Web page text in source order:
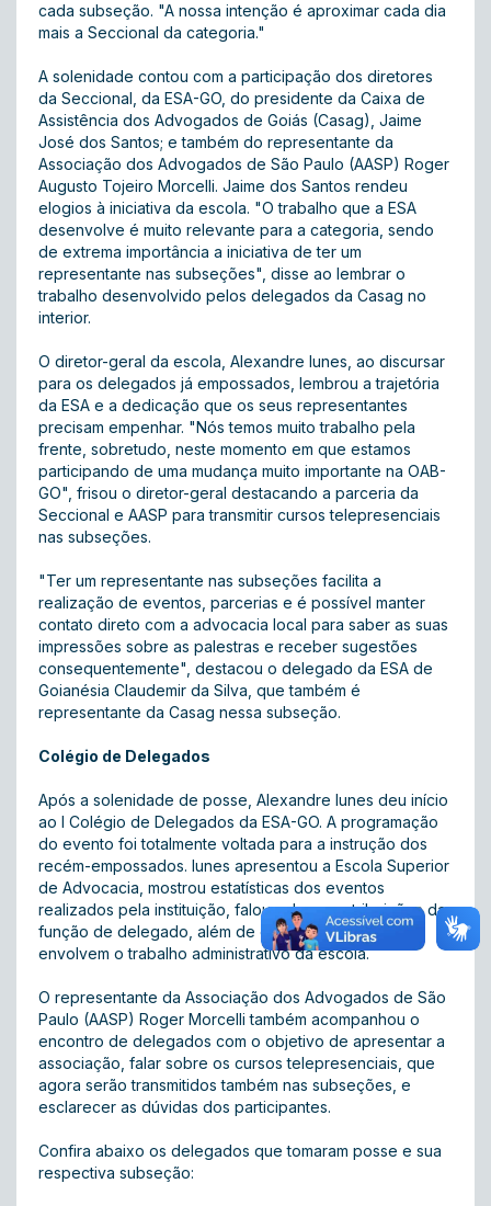
cada subseção. "A nossa intenção é aproximar cada dia
mais a Seccional da categoria."
A solenidade contou com a participação dos diretores
da Seccional, da ESA-GO, do presidente da Caixa de
Assistência dos Advogados de Goiás (Casag), Jaime
José dos Santos; e também do representante da
Associação dos Advogados de São Paulo (AASP) Roger
Augusto Tojeiro Morcelli. Jaime dos Santos rendeu
elogios à iniciativa da escola. "O trabalho que a ESA
desenvolve é muito relevante para a categoria, sendo
de extrema importância a iniciativa de ter um
representante nas subseções", disse ao lembrar o
trabalho desenvolvido pelos delegados da Casag no
interior.
O diretor-geral da escola, Alexandre Iunes, ao discursar
para os delegados já empossados, lembrou a trajetória
da ESA e a dedicação que os seus representantes
precisam empenhar. "Nós temos muito trabalho pela
frente, sobretudo, neste momento em que estamos
participando de uma mudança muito importante na OAB-
GO", frisou o diretor-geral destacando a parceria da
Seccional e AASP para transmitir cursos telepresenciais
nas subseções.
"Ter um representante nas subseções facilita a
realização de eventos, parcerias e é possível manter
contato direto com a advocacia local para saber as suas
impressões sobre as palestras e receber sugestões
consequentemente", destacou o delegado da ESA de
Goianésia Claudemir da Silva, que também é
representante da Casag nessa subseção.
Colégio de Delegados
Após a solenidade de posse, Alexandre Iunes deu início
ao I Colégio de Delegados da ESA-GO. A programação
do evento foi totalmente voltada para a instrução dos
recém-empossados. Iunes apresentou a Escola Superior
de Advocacia, mostrou estatísticas dos eventos
realizados pela instituição, falou sobre as atribuições da
função de delegado, além de outros temas que
envolvem o trabalho administrativo da escola.
O representante da Associação dos Advogados de São
Paulo (AASP) Roger Morcelli também acompanhou o
encontro de delegados com o objetivo de apresentar a
associação, falar sobre os cursos telepresenciais, que
agora serão transmitidos também nas subseções, e
esclarecer as dúvidas dos participantes.
Confira abaixo os delegados que tomaram posse e sua
respectiva subseção: